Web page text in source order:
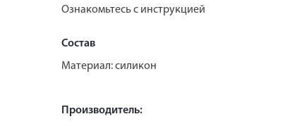
Ознакомьтесь с инструкцией
Состав
Материал: силикон
Производитель: